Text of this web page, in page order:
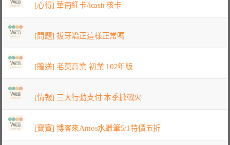
[心得] 華南紅卡/icash 核卡
[問題] 拔牙矯正這樣正常嗎
[贈送] 老莫高業 初業 102年版
[情報] 三大行動支付 本季掀戰火
[寶寶] 博客來Amos水蠟筆5/1特價五折